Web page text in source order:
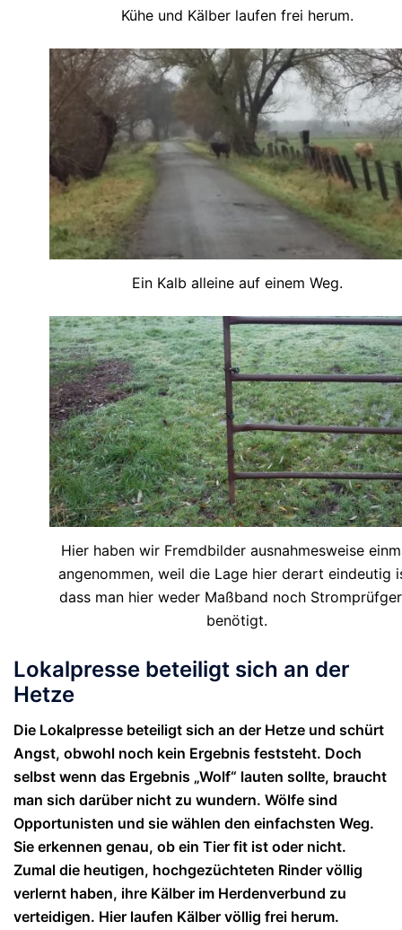
Kühe und Kälber laufen frei herum.
Ein Kalb alleine auf einem Weg.
Hier haben wir Fremdbilder ausnahmesweise
angenommen, weil die Lage hier derart eindeutig
dass man hier weder Maßband noch
benötigt.
Lokalpresse beteiligt sich an der
Hetze
Die Lokalpresse beteiligt sich an der Hetze und schürt
Angst, obwohl noch kein Ergebnis feststeht. Doch
selbst wenn das Ergebnis „Wolf“ lauten sollte, braucht
man sich darüber nicht zu wundern. Wölfe sind
Opportunisten und sie wählen den einfachsten Weg.
Sie erkennen genau, ob ein Tier fit ist oder nicht.
Zumal die heutigen, hochgezüchteten Rinder völlig
verlernt haben, ihre Kälber im Herdenverbund zu
verteidigen. Hier laufen Kälber völlig frei herum.